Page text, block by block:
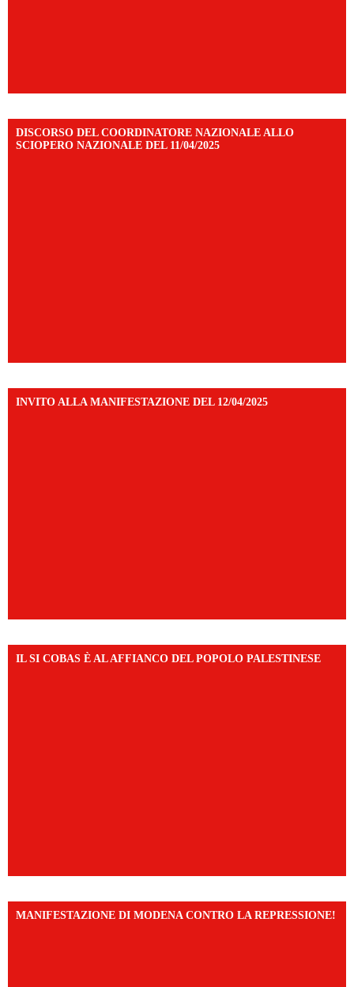
DISCORSO DEL COORDINATORE NAZIONALE ALLO
SCIOPERO NAZIONALE DEL 11/04/2025
INVITO ALLA MANIFESTAZIONE DEL 12/04/2025
IL SI COBAS È AL AFFIANCO DEL POPOLO PALESTINESE
MANIFESTAZIONE DI MODENA CONTRO LA REPRESSIONE!